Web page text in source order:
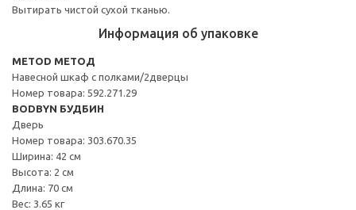
Вытирать чистой сухой тканью.
Информация об упаковке
METOD МЕТОД
Навесной шкаф с полками/2дверцы
Номер товара: 592.271.29
BODBYN БУДБИН
Дверь
Номер товара: 303.670.35
Ширина: 42 см
Высота: 2 см
Длина: 70 см
Вес: 3.65 кг